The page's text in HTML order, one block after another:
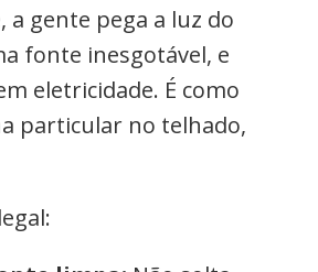
a gente pega a luz do
fonte inesgotável, e
eletricidade. É como
particular no telhado,